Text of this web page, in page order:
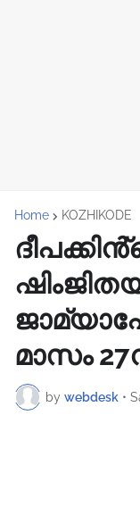
Home KOZHIKODE
മാസം
by webdesk •